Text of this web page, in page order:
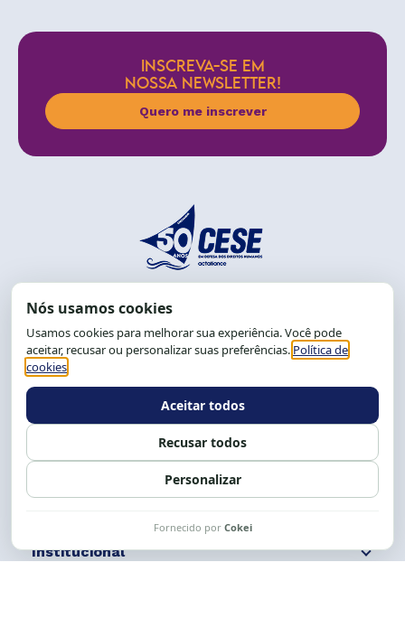
INSCREVA-SE EM
NOSSA NEWSLETTER!
Quero me inscrever
End.: R. da Graça, 150. Graça
CEP: 40.150-055
Salvador-BA, Brasil.
Tel.: (71) 2104-5457, Cel.: (71) 9 9239-2104 ou 2105
Expediente: 8h às 12h e 13 às 17h.
Siga nossas redes Fale conosco
Institucional